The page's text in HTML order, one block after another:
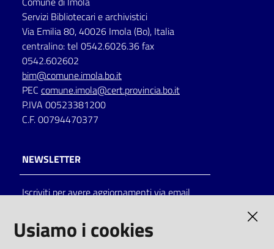
Seguici
su
on line
Servizi Bibliotecari e archivistici
Via Emilia 80, 40026 Imola (Bo), Italia
centralino: tel 0542.6026.36 fax
0542.602602
bim@comune.imola.bo.it
PEC comune.imola@cert.provincia.bo.it
P.IVA 00523381200
C.F. 00794470377
NEWSLETTER
Iscriviti per avere aggiornamenti via email
Usiamo i cookies